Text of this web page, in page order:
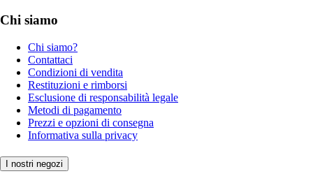
Chi siamo
Chi siamo?
Contattaci
Condizioni di vendita
Restituzioni e rimborsi
Esclusione di responsabilità legale
Metodi di pagamento
Prezzi e opzioni di consegna
Informativa sulla privacy
I nostri negozi